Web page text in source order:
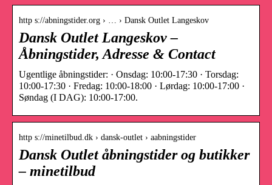
http s://abningstider.org › … › Dansk Outlet Langeskov
Dansk Outlet Langeskov –
Åbningstider, Adresse & Contact
Ugentlige åbningstider: · Onsdag: 10:00-17:30 · Torsdag:
10:00-17:30 · Fredag: 10:00-18:00 · Lørdag: 10:00-17:00 ·
Søndag (I DAG): 10:00-17:00.
http s://minetilbud.dk › dansk-outlet › aabningstider
Dansk Outlet åbningstider og butikker
– minetilbud